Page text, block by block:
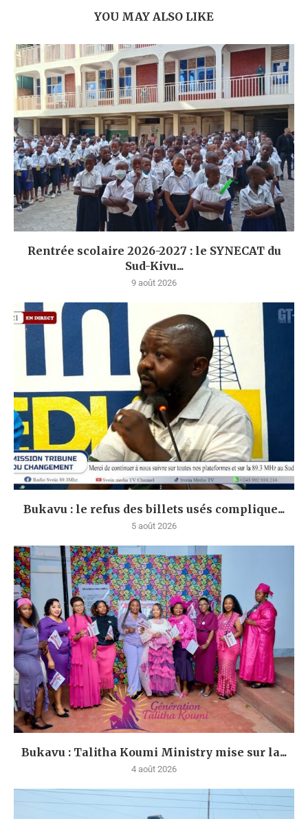
YOU MAY ALSO LIKE
Rentrée scolaire 2026-2027 : le SYNECAT du
Sud-Kivu...
9 août 2026
Bukavu : le refus des billets usés complique...
5 août 2026
Bukavu : Talitha Koumi Ministry mise sur la...
4 août 2026